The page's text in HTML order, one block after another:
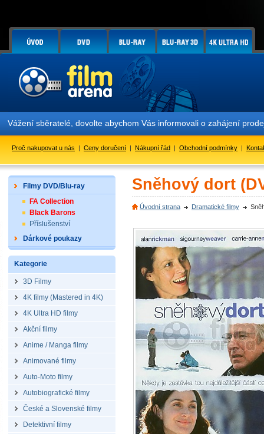
sběratelé, dovolte abychom Vás informovali o zahájení prodeje
Proč nakupovat u nás | Ceny doručení | Nákupní řád | Obchodní podmínky |
Filmy DVD/Blu-ray
FA Collection
Black Barons
Příslušenství
Dárkové poukazy
Kategorie
3D Filmy
4K filmy (Mastered in 4K)
4K Ultra HD filmy
Akční filmy
Anime / Manga filmy
Animované filmy
Auto-Moto filmy
Autobiografické filmy
České a Slovenské filmy
Detektivní filmy
Sněhový dort
Úvodní strana Dramatické filmy